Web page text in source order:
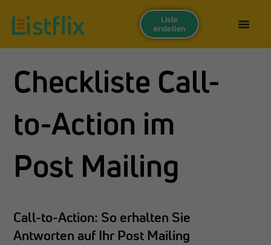
Liste
erstellen
Checkliste Call-
to-Action im
Post Mailing
Call-to-Action: So erhalten Sie
Antworten auf Ihr Post Mailing